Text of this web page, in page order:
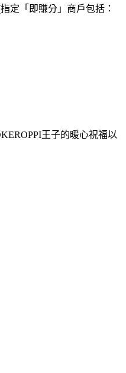
定「即賺分」商戶包括：
王子的暖心祝福以